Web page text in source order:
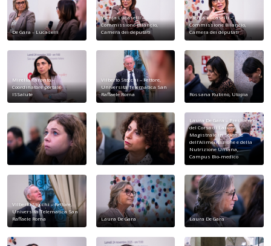
De Gara – Lucaselli
Ylenja Lucaselli –
Commissione Bilancio,
Camera dei deputati
Ylenja Lucaselli –
Commissione Bilancio,
Camera dei deputati
Mirella Taranto –
Coordinatore portale
ISSalute
Vilberto Stocchi – Rettore,
Università Telematica San
Raffaele Roma
Rossana Rubino, Utopia
Laura De Gara – Presidente
del Corso di Laurea
Magistrale in Scienze
dell’Alimentazione e della
Nutrizione Umana,
Campus Bio-medico
Vilberto Stocchi – Rettore,
Università Telematica San
Raffaele Roma
Laura De Gara Laura De Gara